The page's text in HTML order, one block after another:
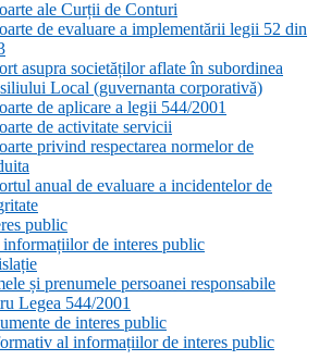
ale Curții de Conturi
de evaluare a implementării legii 52 din
asupra societăților aflate în subordinea
Local (guvernanta corporativă)
de aplicare a legii 544/2001
de activitate servicii
privind respectarea normelor de
anual de evaluare a incidentelor de
public
informațiilor de interes public
și prenumele persoanei responsabile
Legea 544/2001
de interes public
al informațiilor de interes public